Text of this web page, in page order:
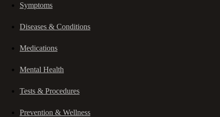
Symptoms
Diseases & Conditions
Medications
Mental Health
Tests & Procedures
Prevention & Wellness